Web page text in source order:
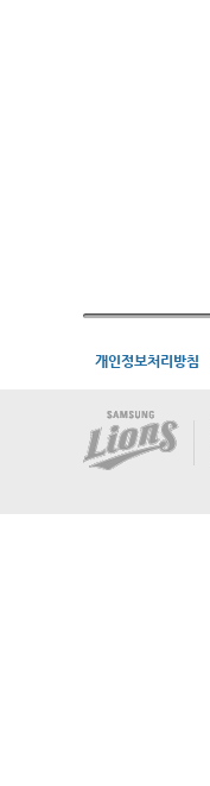
개인정보처리방침